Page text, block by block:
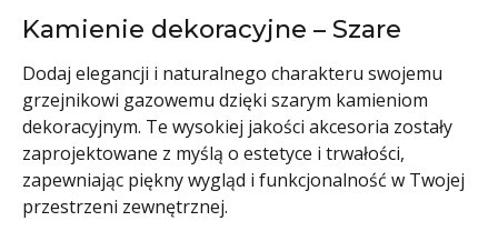
Kamienie dekoracyjne – Szare
Dodaj elegancji i naturalnego charakteru swojemu
grzejnikowi gazowemu dzięki szarym kamieniom
dekoracyjnym. Te wysokiej jakości akcesoria zostały
zaprojektowane z myślą o estetyce i trwałości,
zapewniając piękny wygląd i funkcjonalność w Twojej
przestrzeni zewnętrznej.